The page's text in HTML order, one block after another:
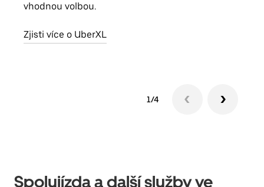
vhodnou volbou.
Zjisti více o UberXL
1/4
Spolujízda a další služby ve